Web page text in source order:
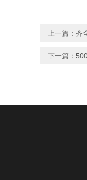
上一篇： 齐
下一篇：